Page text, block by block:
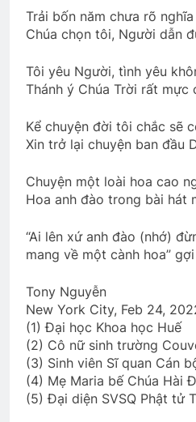
GIẤC MƠ
CTBCTY Tập
3 Years Ago
CSVSQ Đặng
Một tài liệu
quan tốt
2 Years Ago
Trải bốn năm chưa rõ
Chúa chọn tôi, Người dẫn
Tôi yêu Người, tình yêu
Thánh ý Chúa Trời rất mực
Kể chuyện đời tôi chắc sẽ
Xin trở lại chuyện ban đầu
Chuyện một loài hoa cao
Hoa anh đào trong bài hát
“Ai lên xứ anh đào (nhớ)
mang về một cành hoa”
Tony Nguyễn
New York City, Feb 24,
(1) Đại học Khoa học Huế
(2) Cô nữ sinh trường
(3) Sinh viên Sĩ quan Cán
(4) Mẹ Maria bế Chúa Hài
(5) Đại diện SVSQ Phật tử